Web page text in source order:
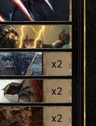
x2
x2
x2